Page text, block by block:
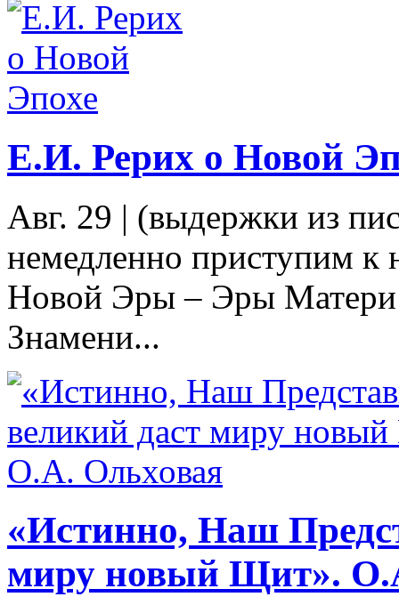
Е.И. Рерих о Новой
Авг. 29 | (выдержки из
немедленно приступим к
Новой Эры – Эры
Знамени...
«Истинно, Наш
миру новый Щит».